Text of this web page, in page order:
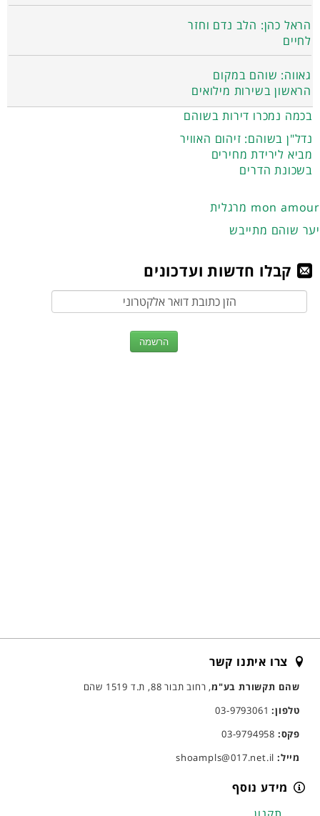
הראל כהן: הלב נדם וחזר
לחיים
גאווה: שוהם במקום
הראשון בשירות מילואים
בכמה נמכרו דירות בשוהם
נדל"ן בשוהם: זיהום האוויר
מביא לירידת מחירים
בשכונת הדרים
מרגלית mon amour
יער שוהם מתייבש
קבלו חדשות ועדכונים
צרו איתנו קשר
שהם תקשורת בע"מ, רחוב תבור 88, ת.ד 1519 שהם
טלפון:03-9793061
פקס:
מייל:
מידע נוסף